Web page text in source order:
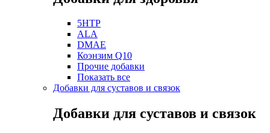
5HTP
ALA
DMAE
Коэнзим Q10
Прочие добавки
Показать все
Добавки для суставов и связок
Добавки для суставов и связок